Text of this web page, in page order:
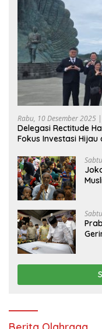
Rabu, 10 Desember 2025
Delegasi Rectitude
Fokus Investasi